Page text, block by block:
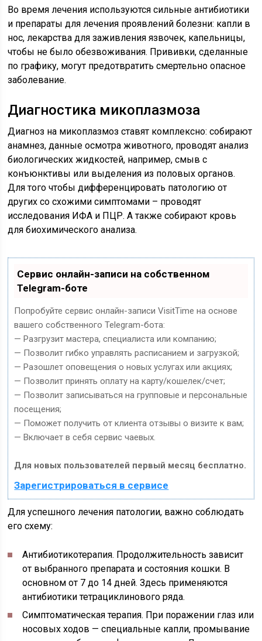
Во время лечения используются сильные антибиотики
и препараты для лечения проявлений болезни: капли в
нос, лекарства для заживления язвочек, капельницы,
чтобы не было обезвоживания. Прививки, сделанные
по графику, могут предотвратить смертельно опасное
заболевание.
Диагностика микоплазмоза
Диагноз на микоплазмоз ставят комплексно: собирают
анамнез, данные осмотра животного, проводят анализ
биологических жидкостей, например, смыв с
конъюнктивы или выделения из половых органов.
Для того чтобы дифференцировать патологию от
других со схожими симптомами – проводят
исследования ИФА и ПЦР. А также собирают кровь
для биохимического анализа.
Сервис онлайн-записи на собственном
Telegram-боте
Попробуйте сервис онлайн-записи VisitTime на основе
вашего собственного Telegram-бота:
— Разгрузит мастера, специалиста или компанию;
— Позволит гибко управлять расписанием и загрузкой;
— Разошлет оповещения о новых услугах или акциях;
— Позволит принять оплату на карту/кошелек/счет;
— Позволит записываться на групповые и персональные
посещения;
— Поможет получить от клиента отзывы о визите к вам;
— Включает в себя сервис чаевых.
Для новых пользователей первый месяц бесплатно.
Зарегистрироваться в сервисе
Для успешного лечения патологии, важно соблюдать
его схему:
Антибиотикотерапия. Продолжительность зависит
от выбранного препарата и состояния кошки. В
основном от 7 до 14 дней. Здесь применяются
антибиотики тетрациклинового ряда.
Симптоматическая терапия. При поражении глаз или
носовых ходов — специальные капли, промывание